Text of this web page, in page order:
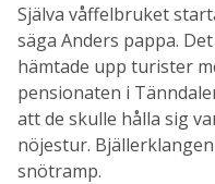
Själva våffelbruket
säga Anders pappa.
hämtade upp turister
pensionaten i
att de skulle hålla sig
nöjestur.
snötramp.